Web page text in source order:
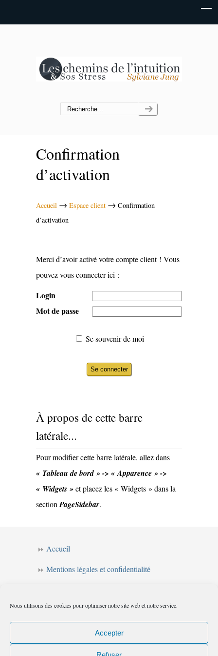
Nous utilisons des cookies pour optimiser notre site web et notre service.
Accepter
Confirmation
d’activation
Accueil → Espace client → Confirmation
d’activation
Merci d’avoir activé votre compte client ! Vous
pouvez vous connecter ici :
Login
Mot de passe
Se souvenir de moi
À propos de cette barre
latérale...
Pour modifier cette barre latérale, allez dans
« Tableau de bord » -> « Apparence » ->
« Widgets »et placez les « Widgets » dans la
section PageSidebar.
Accueil
Mentions légales et confidentialité
Forum de l’intuition
Politique de cookies (UE)